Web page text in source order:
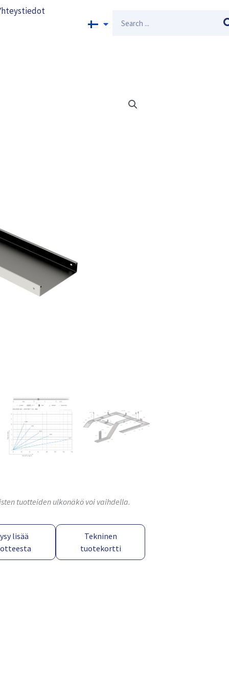
tuotteiden ulkonäkö voi vaihdella.
lisää
Tekninen
tuotekortti